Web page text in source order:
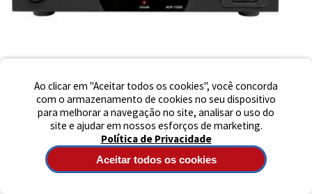
Ao clicar em "Aceitar todos os cookies", você concorda
com o armazenamento de cookies no seu dispositivo
para melhorar a navegação no site, analisar o uso do
site e ajudar em nossos esforços de marketing.
Política de Privacidade
Aceitar todos os cookies
(0)
CONDICIONADOR DE ENERGIA UPSAI ACF 1300 120V ÁUDIO E VÍDEO